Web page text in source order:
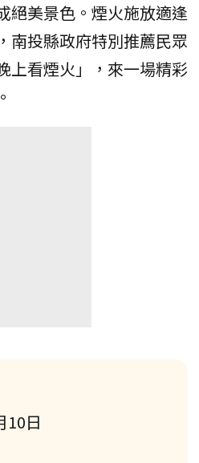
絕美景色。煙火施放適逢
南投縣政府特別推薦民眾
上看煙火」，來一場精彩
10日